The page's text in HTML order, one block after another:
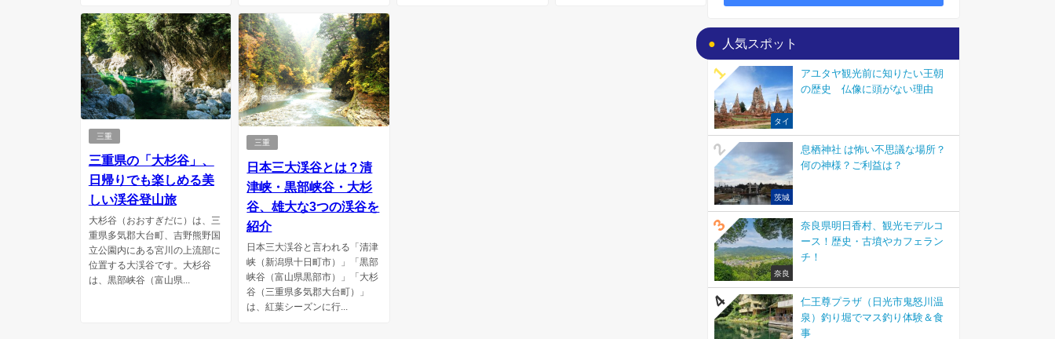
三重
三重県の「大杉谷」、
日帰りでも楽しめる美
しい渓谷登山旅
大杉谷（おおすぎだに）は、三
重県多気郡大台町、吉野熊野国
立公園内にある宮川の上流部に
位置する大渓谷です。大杉谷
は、黒部峡谷（富山県...
三重
日本三大渓谷とは？清
津峡・黒部峡谷・大杉
谷、雄大な3つの渓谷を
紹介
日本三大渓谷と言われる「清津
峡（新潟県十日町市）」「黒部
峡谷（富山県黒部市）」「大杉
谷（三重県多気郡大台町）」
は、紅葉シーズンに行...
人気スポット
タイ
アユタヤ観光前に知りたい王朝
の歴史 仏像に頭がない理由
茨城
息栖神社 は怖い不思議な場所？
何の神様？ご利益は？
奈良
奈良県明日香村、観光モデルコ
ース！歴史・古墳やカフェラン
チ！
仁王尊プラザ（日光市鬼怒川温
泉）釣り堀でマス釣り体験＆食
事